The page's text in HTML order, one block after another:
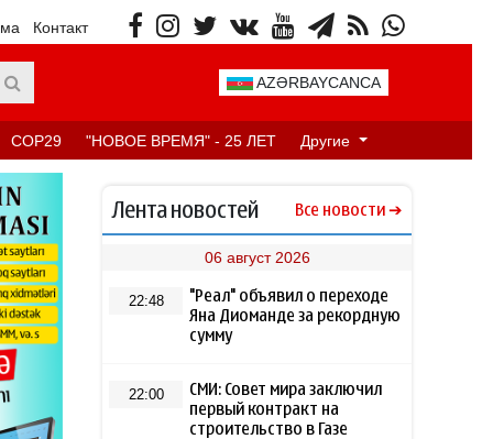
Контакт
AZƏRBAYCANCA
COP29 "НОВОЕ ВРЕМЯ" - 25 ЛЕТ Другие
Лента новостей Все новости
06 август 2026
22:48
"Реал" объявил о переходе
Яна Диоманде за рекордную
сумму
22:00
СМИ: Совет мира заключил
первый контракт на
строительство в Газе